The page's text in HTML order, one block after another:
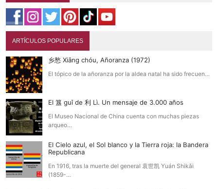
ARTÍCULOS POPULARES
乡愁 Xiāng chóu, Añoranza (1972)
El tópico de la añoranza por la aldea natal ha sido frecuen…
El 簋 guǐ de 利 Lì. Un mensaje de 3.000 años
El Museo Nacional de China cuenta con muchas piezas
arqueo…
El Cielo azul, el Sol blanco y la Tierra roja: la Bandera
Republicana
En 1916, tras la muerte del general 袁世凯 Yuán Shìkǎi
(1859-…